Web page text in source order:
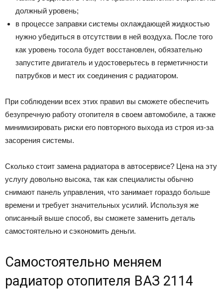
должный уровень;
в процессе заправки системы охлаждающей жидкостью
нужно убедиться в отсутствии в ней воздуха. После того
как уровень тосола будет восстановлен, обязательно
запустите двигатель и удостоверьтесь в герметичности
патрубков и мест их соединения с радиатором.
При соблюдении всех этих правил вы сможете обеспечить
безупречную работу отопителя в своем автомобиле, а также
минимизировать риски его повторного выхода из строя из-за
засорения системы.
Сколько стоит замена радиатора в автосервисе? Цена на эту
услугу довольно высока, так как специалисты обычно
снимают панель управления, что занимает гораздо больше
времени и требует значительных усилий. Используя же
описанный выше способ, вы сможете заменить деталь
самостоятельно и сэкономить деньги.
Самостоятельно меняем
радиатор отопителя ВАЗ 2114